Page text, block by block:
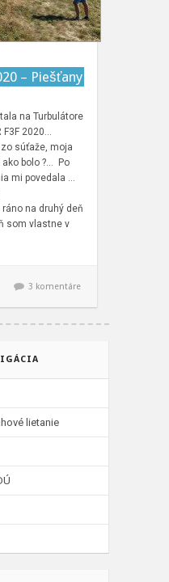
– Piešťany
na Turbulátore
F3F 2020…
súťaže, moja
bolo ?… Po
mi povedala …
na druhý deň
som vlastne v
3 komentáre
lietanie